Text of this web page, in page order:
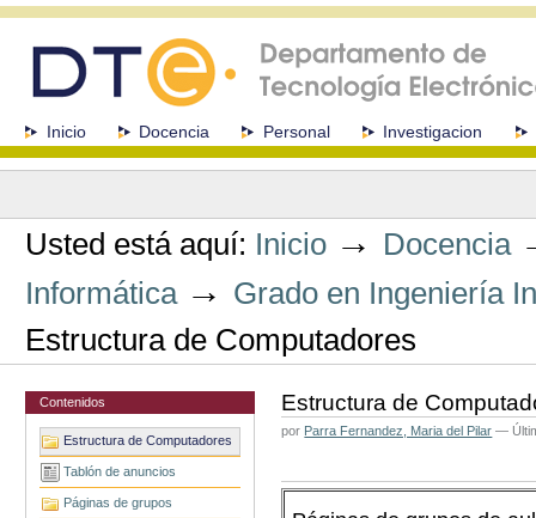
navegación
SeccionesInicio Docencia Personal Investigacion
Herramientas
Usted está aquí: Inicio → Docencia
Informática → Grado en Ingeniería
Estructura de Computadores
Contenidos
Estructura de Computadores
Tablón de anuncios
Páginas de grupos
Estructura de
por Parra Fernandez, Maria del Pilar —